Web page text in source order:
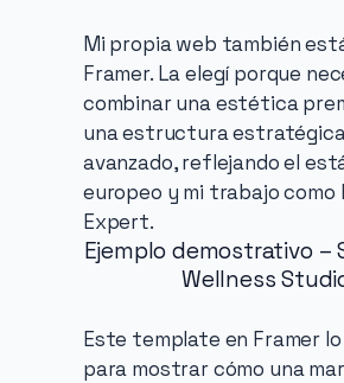
Mi propia web también
Framer. La elegí porque
combinar una estética
una estructura estratégica
avanzado, reflejando el
europeo y mi trabajo como
Expert.
Ejemplo demostrativo –
Wellness
Este template en Framer
para mostrar cómo una